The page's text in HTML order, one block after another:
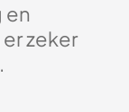
en
zeker